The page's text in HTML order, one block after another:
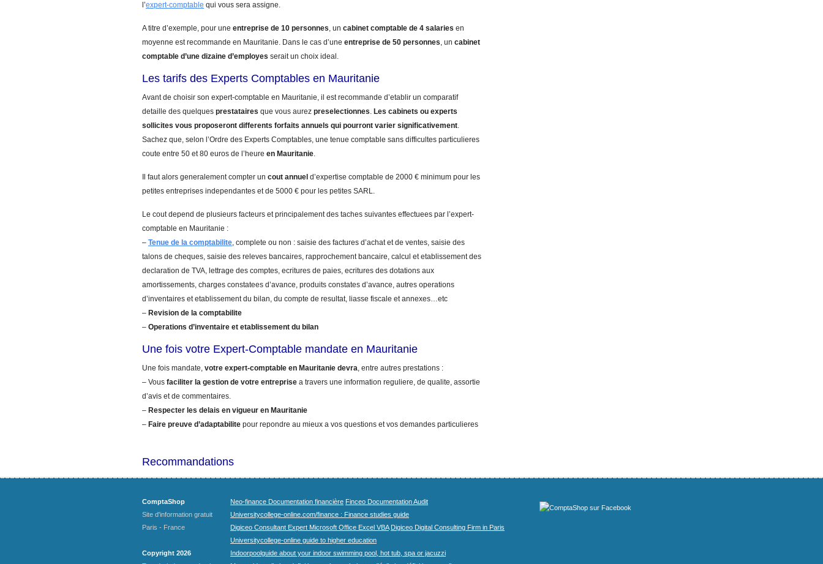
l’expert-comptable qui vous sera assigne.
A titre d’exemple, pour une entreprise de 10 personnes, un cabinet comptable de 4 salaries en
moyenne est recommande en Mauritanie. Dans le cas d’une entreprise de 50 personnes, un cabinet
comptable d’une dizaine d’employes serait un choix ideal.
Les tarifs des Experts Comptables en Mauritanie
Avant de choisir son expert-comptable en Mauritanie, il est recommande d’etablir un comparatif
detaille des quelques prestataires que vous aurez preselectionnes. Les cabinets ou experts
sollicites vous proposeront differents forfaits annuels qui pourront varier significativement.
Sachez que, selon l’Ordre des Experts Comptables, une tenue comptable sans difficultes particulieres
coute entre 50 et 80 euros de l’heure en Mauritanie.
Il faut alors generalement compter un cout annuel d’expertise comptable de 2000 € minimum pour les
petites entreprises independantes et de 5000 € pour les petites SARL.
Le cout depend de plusieurs facteurs et principalement des taches suivantes effectuees par l’expert-
comptable en Mauritanie :
– Tenue de la comptabilite, complete ou non : saisie des factures d’achat et de ventes, saisie des
talons de cheques, saisie des releves bancaires, rapprochement bancaire, calcul et etablissement des
declaration de TVA, lettrage des comptes, ecritures de paies, ecritures des dotations aux
amortissements, charges constatees d’avance, produits constates d’avance, autres operations
d’inventaires et etablissement du bilan, du compte de resultat, liasse fiscale et annexes…etc
– Revision de la comptabilite
– Operations d’inventaire et etablissement du bilan
Une fois votre Expert-Comptable mandate en Mauritanie
Une fois mandate, votre expert-comptable en Mauritanie devra, entre autres prestations :
– Vous faciliter la gestion de votre entreprise a travers une information reguliere, de qualite, assortie
d’avis et de commentaires.
– Respecter les delais en vigueur en Mauritanie
– Faire preuve d’adaptabilite pour repondre au mieux a vos questions et vos demandes particulieres
Recommandations
ComptaShop
Site d'information gratuit
Paris - France
Copyright 2026
Neo-finance Documentation financière Finceo Documentation Audit
Universitycollege-online.com/finance : Finance studies guide
Digiceo Consultant Expert Microsoft Office Excel VBA Digiceo Digital Consulting Firm in Paris
Universitycollege-online guide to higher education
Indoorpoolguide about your indoor swimming pool, hot tub, spa or jacuzzi